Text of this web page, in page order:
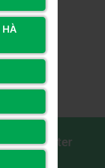
Computer
HÀ